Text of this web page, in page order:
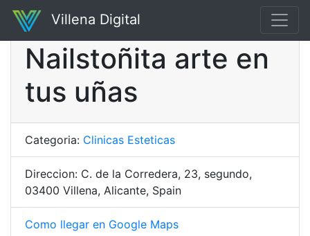
Villena Digital
Nailstoñita arte en
tus uñas
Categoria: Clinicas Esteticas
Direccion: C. de la Corredera, 23, segundo,
03400 Villena, Alicante, Spain
Como llegar en Google Maps